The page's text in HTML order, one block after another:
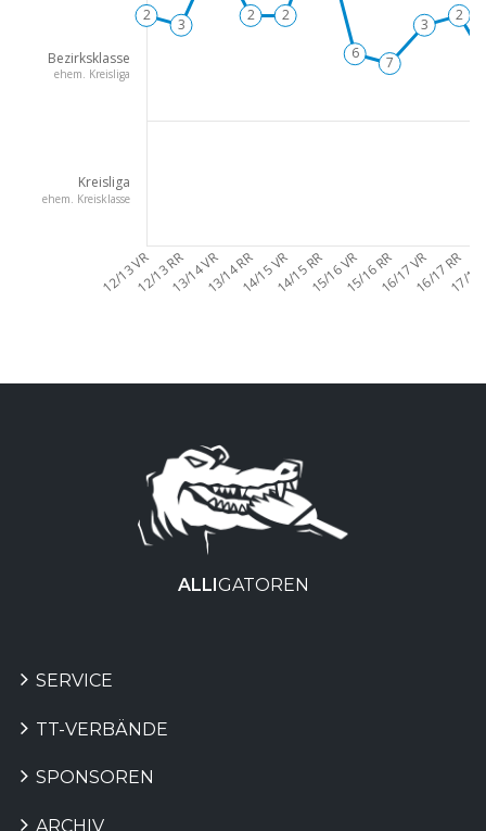
ALLIGATOREN
SERVICE
TT-VERBÄNDE
SPONSOREN
ARCHIV